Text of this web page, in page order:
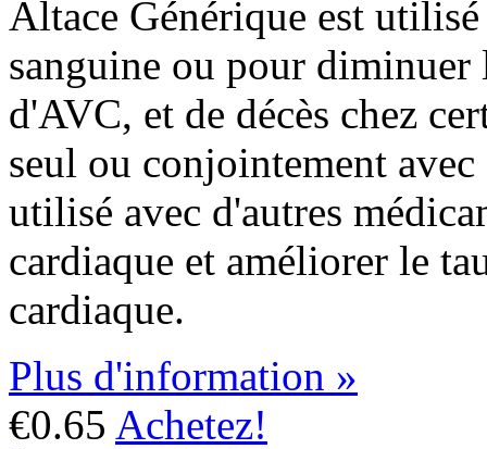
Altace Générique est
sanguine ou pour diminuer
d'AVC, et de décès chez
seul ou conjointement
utilisé avec d'autres
cardiaque et améliorer le
cardiaque.
Plus d'information »
€0.65 Achetez!